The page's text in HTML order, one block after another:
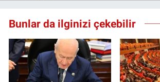
Bunlar da ilginizi çekebilir